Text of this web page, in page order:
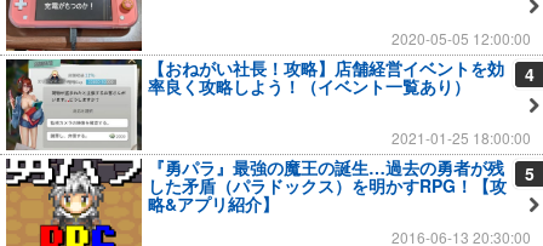
2020-05-05 12:00:00
4
【おねがい社長！攻略】店舗経営イベントを効
率良く攻略しよう！（イベント一覧あり）
2021-01-25 18:00:00
5
『勇パラ』最強の魔王の誕生…過去の勇者が残
した矛盾（パラドックス）を明かすRPG！【攻
略&アプリ紹介】
2016-06-13 20:30:00